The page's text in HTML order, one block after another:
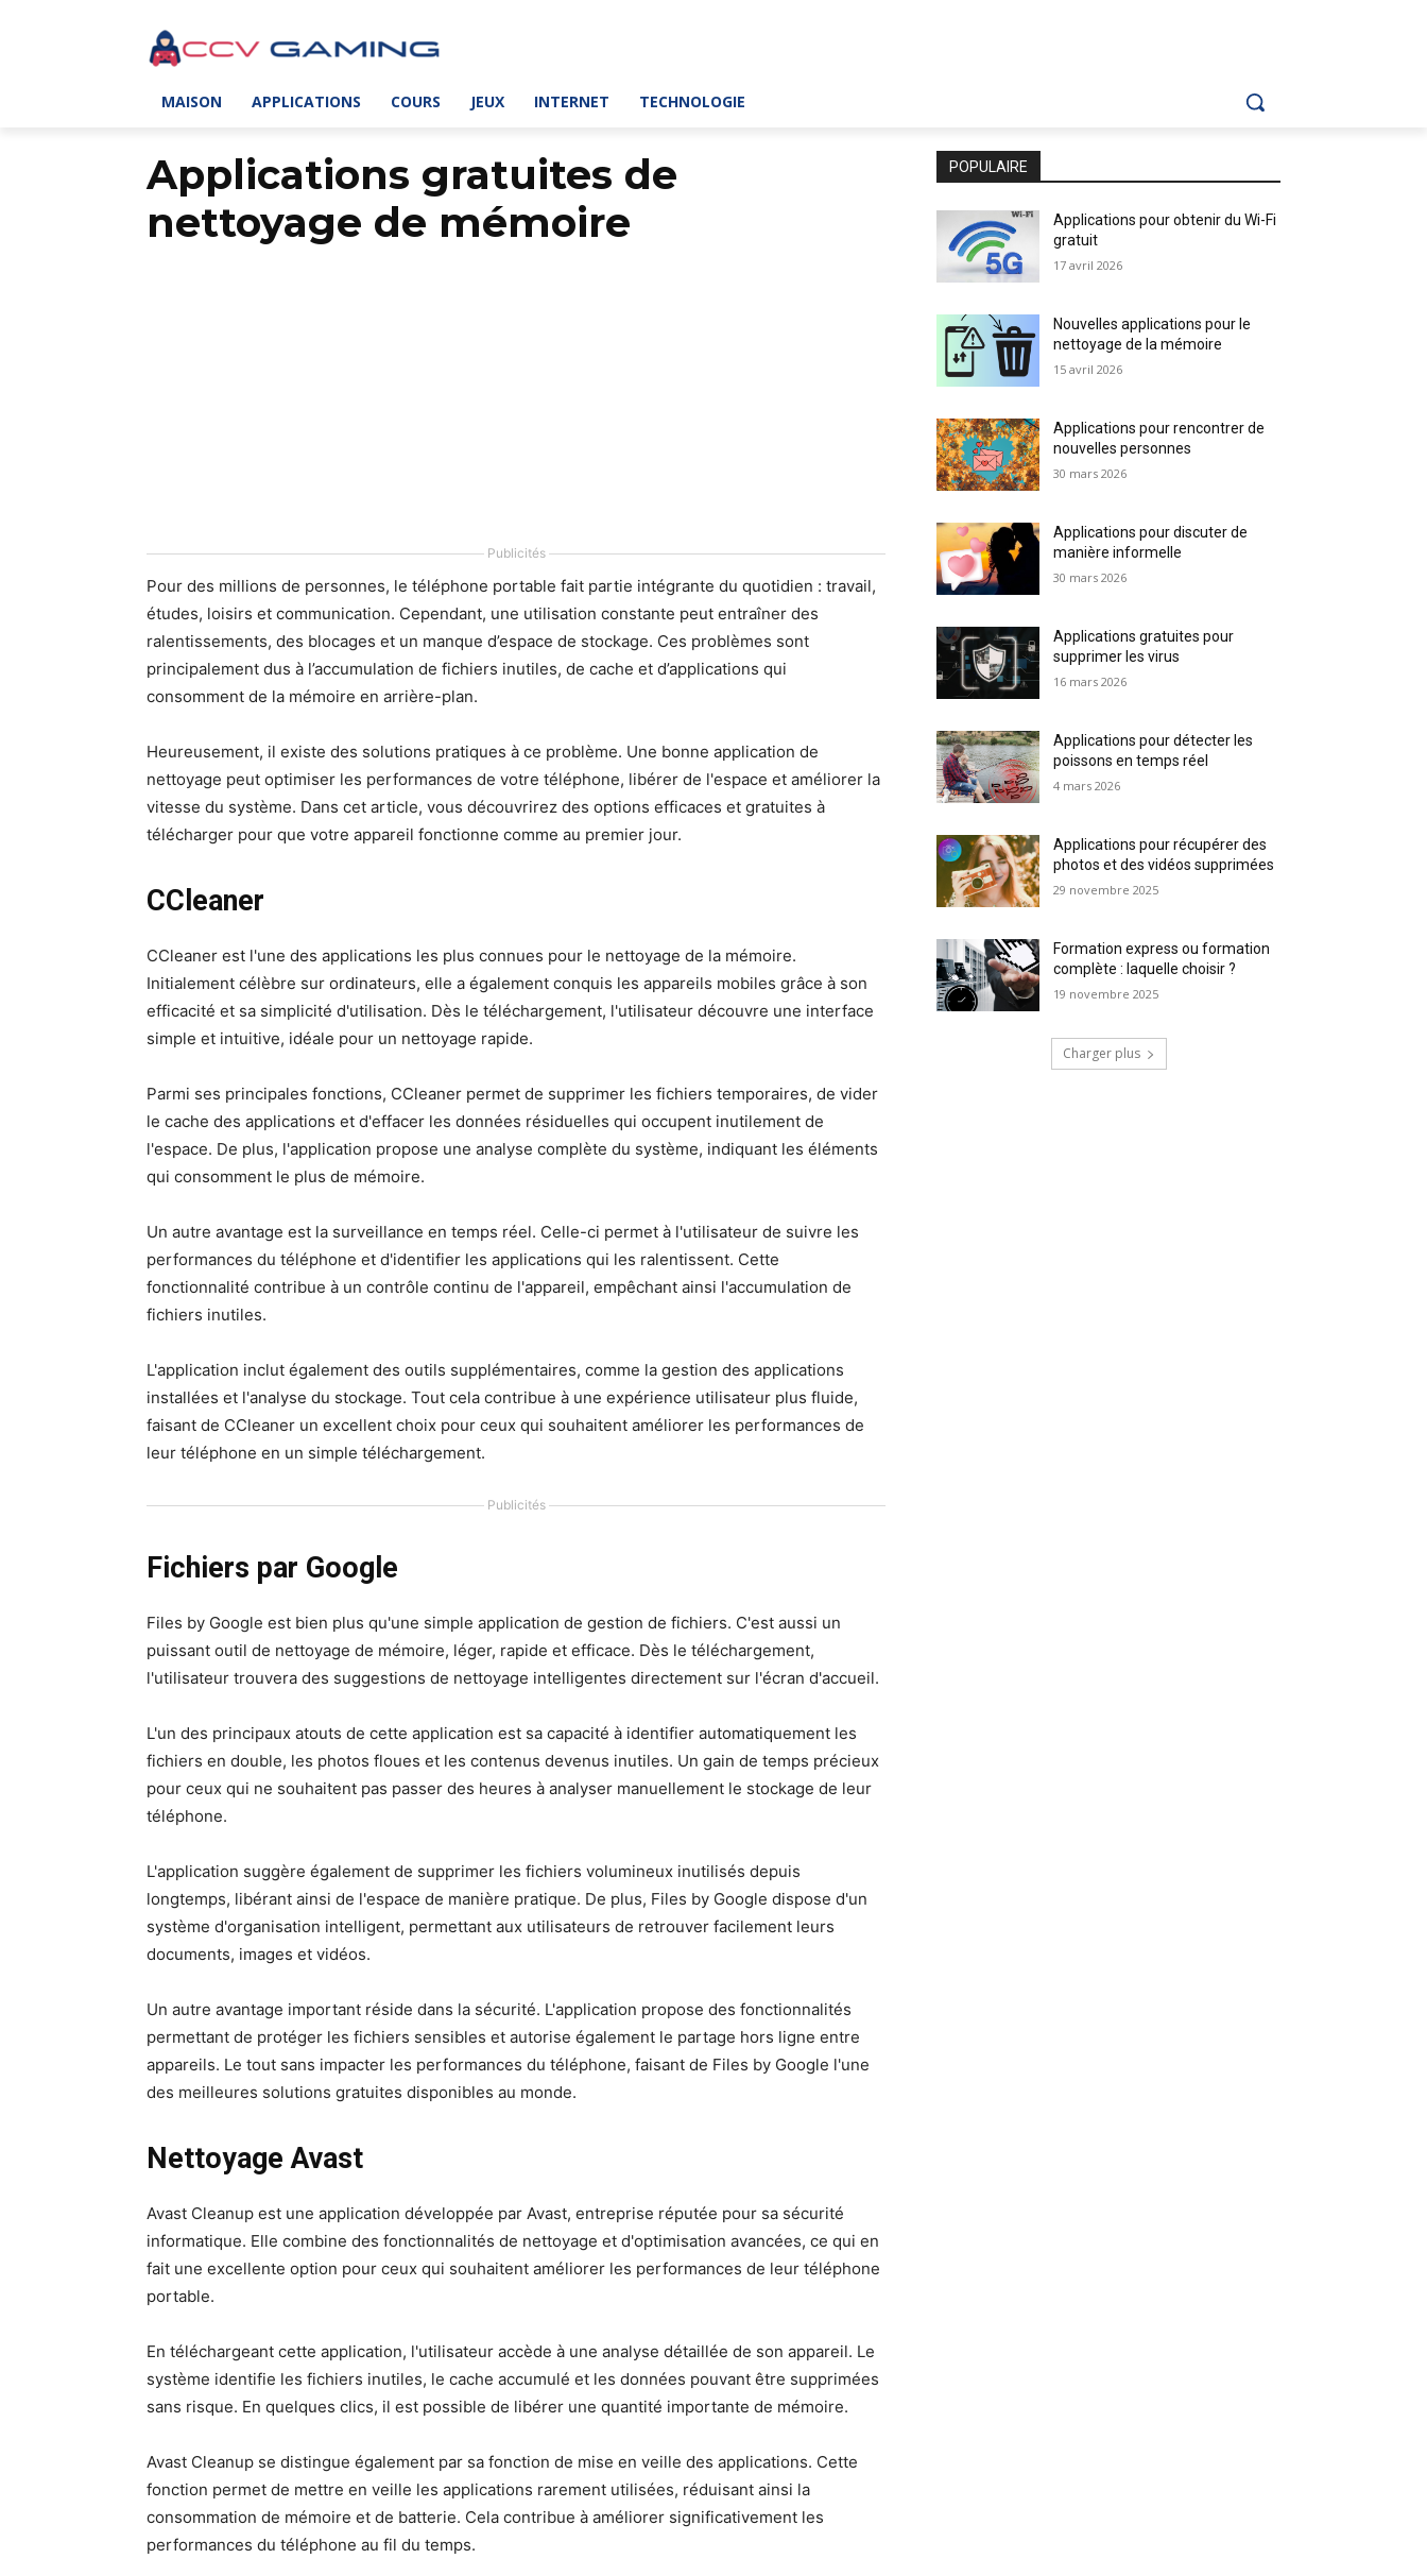
MAISON APPLICATIONS COURS JEUX INTERNET TECHNOLOGIE
Applications gratuites de
nettoyage de mémoire
Publicités
Pour des millions de personnes, le téléphone portable fait partie intégrante du quotidien : travail,
études, loisirs et communication. Cependant, une utilisation constante peut entraîner des
ralentissements, des blocages et un manque d’espace de stockage. Ces problèmes sont
principalement dus à l’accumulation de fichiers inutiles, de cache et d’applications qui
consomment de la mémoire en arrière-plan.
Heureusement, il existe des solutions pratiques à ce problème. Une bonne application de
nettoyage peut optimiser les performances de votre téléphone, libérer de l'espace et améliorer la
vitesse du système. Dans cet article, vous découvrirez des options efficaces et gratuites à
télécharger pour que votre appareil fonctionne comme au premier jour.
CCleaner
CCleaner est l'une des applications les plus connues pour le nettoyage de la mémoire.
Initialement célèbre sur ordinateurs, elle a également conquis les appareils mobiles grâce à son
efficacité et sa simplicité d'utilisation. Dès le téléchargement, l'utilisateur découvre une interface
simple et intuitive, idéale pour un nettoyage rapide.
Parmi ses principales fonctions, CCleaner permet de supprimer les fichiers temporaires, de vider
le cache des applications et d'effacer les données résiduelles qui occupent inutilement de
l'espace. De plus, l'application propose une analyse complète du système, indiquant les éléments
qui consomment le plus de mémoire.
Un autre avantage est la surveillance en temps réel. Celle-ci permet à l'utilisateur de suivre les
performances du téléphone et d'identifier les applications qui les ralentissent. Cette
fonctionnalité contribue à un contrôle continu de l'appareil, empêchant ainsi l'accumulation de
fichiers inutiles.
L'application inclut également des outils supplémentaires, comme la gestion des applications
installées et l'analyse du stockage. Tout cela contribue à une expérience utilisateur plus fluide,
faisant de CCleaner un excellent choix pour ceux qui souhaitent améliorer les performances de
leur téléphone en un simple téléchargement.
Publicités
Fichiers par Google
Files by Google est bien plus qu'une simple application de gestion de fichiers. C'est aussi un
puissant outil de nettoyage de mémoire, léger, rapide et efficace. Dès le téléchargement,
l'utilisateur trouvera des suggestions de nettoyage intelligentes directement sur l'écran d'accueil.
L'un des principaux atouts de cette application est sa capacité à identifier automatiquement les
fichiers en double, les photos floues et les contenus devenus inutiles. Un gain de temps précieux
pour ceux qui ne souhaitent pas passer des heures à analyser manuellement le stockage de leur
téléphone.
L'application suggère également de supprimer les fichiers volumineux inutilisés depuis
longtemps, libérant ainsi de l'espace de manière pratique. De plus, Files by Google dispose d'un
système d'organisation intelligent, permettant aux utilisateurs de retrouver facilement leurs
documents, images et vidéos.
Un autre avantage important réside dans la sécurité. L'application propose des fonctionnalités
permettant de protéger les fichiers sensibles et autorise également le partage hors ligne entre
appareils. Le tout sans impacter les performances du téléphone, faisant de Files by Google l'une
des meilleures solutions gratuites disponibles au monde.
Nettoyage Avast
Avast Cleanup est une application développée par Avast, entreprise réputée pour sa sécurité
informatique. Elle combine des fonctionnalités de nettoyage et d'optimisation avancées, ce qui en
fait une excellente option pour ceux qui souhaitent améliorer les performances de leur téléphone
portable.
En téléchargeant cette application, l'utilisateur accède à une analyse détaillée de son appareil. Le
système identifie les fichiers inutiles, le cache accumulé et les données pouvant être supprimées
sans risque. En quelques clics, il est possible de libérer une quantité importante de mémoire.
Avast Cleanup se distingue également par sa fonction de mise en veille des applications. Cette
fonction permet de mettre en veille les applications rarement utilisées, réduisant ainsi la
consommation de mémoire et de batterie. Cela contribue à améliorer significativement les
performances du téléphone au fil du temps.
POPULAIRE
Applications pour obtenir du Wi-Fi
gratuit
17 avril 2026
Nouvelles applications pour le
nettoyage de la mémoire
15 avril 2026
Applications pour rencontrer de
nouvelles personnes
30 mars 2026
Applications pour discuter de
manière informelle
30 mars 2026
Applications gratuites pour
supprimer les virus
16 mars 2026
Applications pour détecter les
poissons en temps réel
4 mars 2026
Applications pour récupérer des
photos et des vidéos supprimées
29 novembre 2025
Formation express ou formation
complète : laquelle choisir ?
19 novembre 2025
Charger plus